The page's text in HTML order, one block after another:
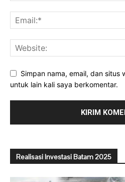
Simpan nama, email, dan situs
untuk lain kali saya berkomentar.
Realisasi Investasi Batam 2025